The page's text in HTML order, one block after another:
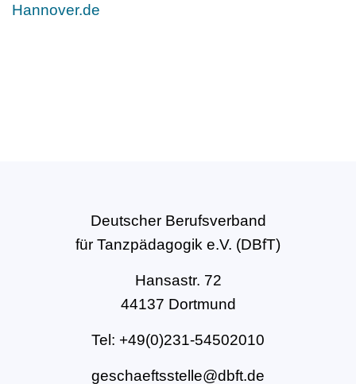
Hannover.de
Deutscher Berufsverband
für Tanzpädagogik e.V. (DBfT)
Hansastr. 72
44137 Dortmund
Tel: +49(0)231-54502010
geschaeftsstelle@dbft.de